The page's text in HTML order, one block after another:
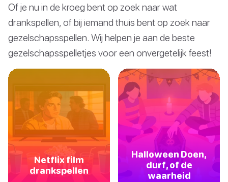
Of je nu in de kroeg bent op zoek naar wat
drankspellen, of bij iemand thuis bent op zoek naar
gezelschapsspellen. Wij helpen je aan de beste
gezelschapsspelletjes voor een onvergetelijk feest!
Netflix film
drankspellen
Halloween Doen,
durf, of de
waarheid